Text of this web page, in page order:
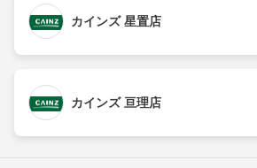
カインズ 星置店
カインズ 亘理店